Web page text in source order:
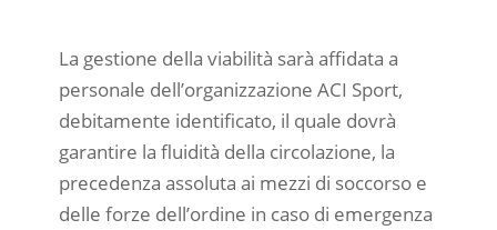
La gestione della viabilità sarà affidata a
personale dell’organizzazione ACI Sport,
debitamente identificato, il quale dovrà
garantire la fluidità della circolazione, la
precedenza assoluta ai mezzi di soccorso e
delle forze dell’ordine in caso di emergenza